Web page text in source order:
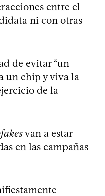
entre el
ni con otras
de evitar “un
un chip y viva la
de la
van a estar
en las campañas